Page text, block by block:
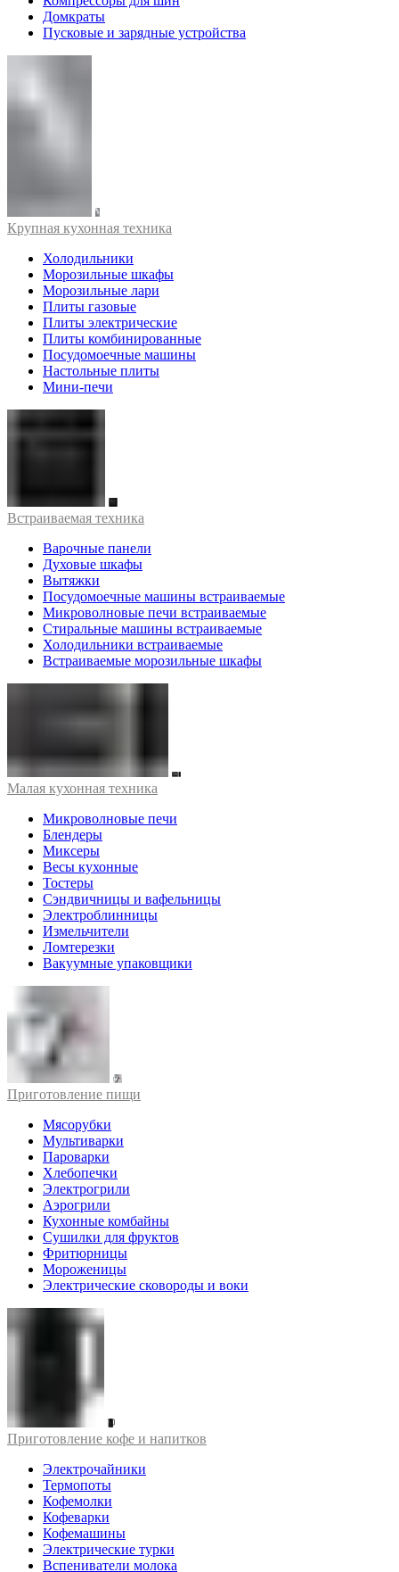
Домкраты
Пусковые и зарядные устройства
Крупная кухонная техника
Холодильники
Морозильные шкафы
Морозильные лари
Плиты газовые
Плиты электрические
Плиты комбинированные
Посудомоечные машины
Настольные плиты
Мини-печи
Встраиваемая техника
Варочные панели
Духовые шкафы
Вытяжки
Посудомоечные машины встраиваемые
Микроволновые печи встраиваемые
Стиральные машины встраиваемые
Холодильники встраиваемые
Встраиваемые морозильные шкафы
Малая кухонная техника
Микроволновые печи
Блендеры
Миксеры
Весы кухонные
Тостеры
Сэндвичницы и вафельницы
Электроблинницы
Измельчители
Ломтерезки
Вакуумные упаковщики
Приготовление пищи
Мясорубки
Мультиварки
Пароварки
Хлебопечки
Электрогрили
Аэрогрили
Кухонные комбайны
Сушилки для фруктов
Фритюрницы
Мороженицы
Электрические сковороды и воки
Приготовление кофе и напитков
Электрочайники
Термопоты
Кофемолки
Кофеварки
Кофемашины
Электрические турки
Вспениватели молока